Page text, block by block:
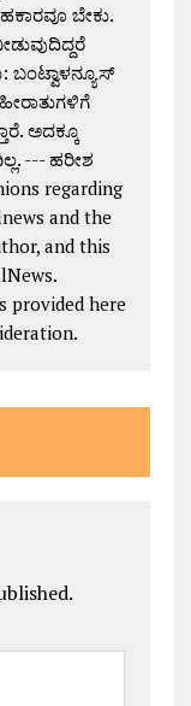
ಬೇಕು.
ಬಂಟ್ವಾಳನ್ಯೂಸ್
ಅದಕ್ಕೂ
--- ಹರೀಶ
regarding
and the
and this
provided here